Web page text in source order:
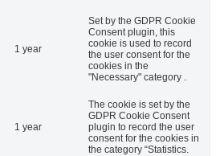
1 year
Set by the GDPR Cookie
Consent plugin, this
cookie is used to record
the user consent for the
cookies in the
"Necessary" category .
1 year
The cookie is set by the
GDPR Cookie Consent
plugin to record the user
consent for the cookies in
the category “Statistics.